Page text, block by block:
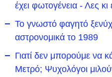
έχει φωτογένεια - Λες
Το γνωστό φαγητό
αστρονομικά το 1989
Γιατί δεν μπορούμε να
Μετρό; Ψυχολόγοι